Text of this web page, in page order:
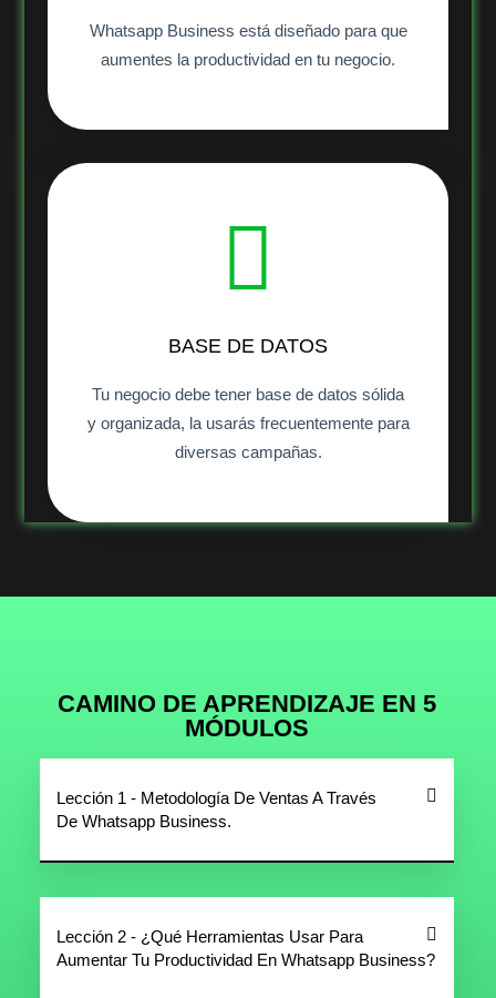
Whatsapp Business está diseñado para que
aumentes la productividad en tu negocio.
BASE DE DATOS
Tu negocio debe tener base de datos sólida
y organizada, la usarás frecuentemente para
diversas campañas.
CAMINO DE APRENDIZAJE EN 5
MÓDULOS
Lección 1 - Metodología De Ventas A Través
De Whatsapp Business.
Lección 2 - ¿Qué Herramientas Usar Para
Aumentar Tu Productividad En Whatsapp Business?